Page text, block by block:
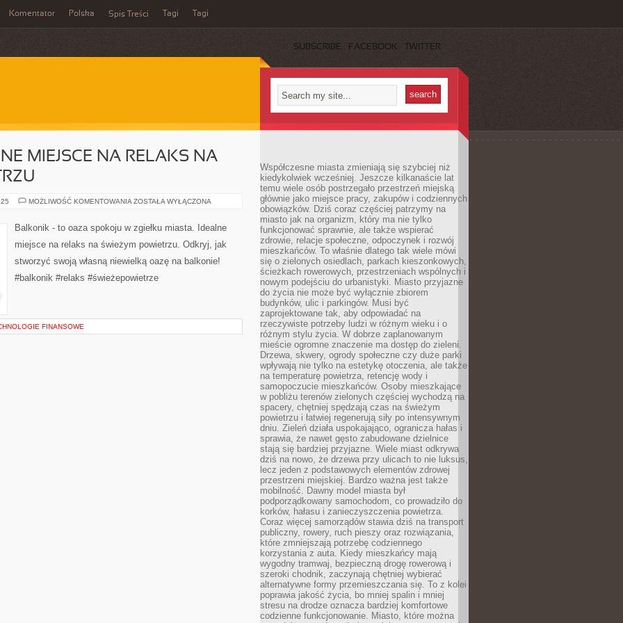
Komentator Polska Spis Treści Tagi Tagi
SUBSCRIBE FACEBOOK TWITTER
MIEJSCE NA RELAKS NA
MOŻLIWOŚĆ KOMENTOWANIA BALKONIK:
RELAKS
ŚWIEŻYM
ZOSTAŁA WYŁĄCZONA
Balkonik - to oaza spokoju w zgiełku miasta. Idealne
miejsce na relaks na świeżym powietrzu. Odkryj, jak
stworzyć swoją własną niewielką oazę na balkonie!
#balkonik #relaks #świeżepowietrze
FINANSOWE
Współczesne miasta zmieniają się szybciej niż
kiedykolwiek wcześniej. Jeszcze kilkanaście lat
temu wiele osób postrzegało przestrzeń miejską
głównie jako miejsce pracy, zakupów i codziennych
obowiązków. Dziś coraz częściej patrzymy na
miasto jak na organizm, który ma nie tylko
funkcjonować sprawnie, ale także wspierać
zdrowie, relacje społeczne, odpoczynek i rozwój
mieszkańców. To właśnie dlatego tak wiele mówi
się o zielonych osiedlach, parkach kieszonkowych,
ścieżkach rowerowych, przestrzeniach wspólnych i
nowym podejściu do urbanistyki. Miasto przyjazne
do życia nie może być wyłącznie zbiorem
budynków, ulic i parkingów. Musi być
zaprojektowane tak, aby odpowiadać na
rzeczywiste potrzeby ludzi w różnym wieku i o
różnym stylu życia. W dobrze zaplanowanym
mieście ogromne znaczenie ma dostęp do zieleni.
Drzewa, skwery, ogrody społeczne czy duże parki
wpływają nie tylko na estetykę otoczenia, ale także
na temperaturę powietrza, retencję wody i
samopoczucie mieszkańców. Osoby mieszkające
w pobliżu terenów zielonych częściej wychodzą na
spacery, chętniej spędzają czas na świeżym
powietrzu i łatwiej regenerują siły po intensywnym
dniu. Zieleń działa uspokajająco, ogranicza hałas i
sprawia, że nawet gęsto zabudowane dzielnice
stają się bardziej przyjazne. Wiele miast odkrywa
dziś na nowo, że drzewa przy ulicach to nie luksus,
lecz jeden z podstawowych elementów zdrowej
przestrzeni miejskiej. Bardzo ważna jest także
mobilność. Dawny model miasta był
podporządkowany samochodom, co prowadziło do
korków, hałasu i zanieczyszczenia powietrza.
Coraz więcej samorządów stawia dziś na transport
publiczny, rowery, ruch pieszy oraz rozwiązania,
które zmniejszają potrzebę codziennego
korzystania z auta. Kiedy mieszkańcy mają
wygodny tramwaj, bezpieczną drogę rowerową i
szeroki chodnik, zaczynają chętniej wybierać
alternatywne formy przemieszczania się. To z kolei
poprawia jakość życia, bo mniej spalin i mniej
stresu na drodze oznacza bardziej komfortowe
codzienne funkcjonowanie. Miasto, które można